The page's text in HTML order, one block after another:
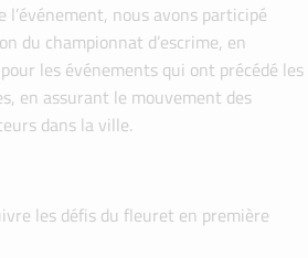
nous avons participé
du championnat d’escrime, en
les événements qui ont précédé les
en assurant le mouvement des
dans la ville.
les défis du fleuret en première